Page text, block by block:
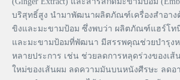
บริสุทธิ์สูง นำมาพัฒนาผลิตภัณฑ์เครื่องสำอาง
ขิงและมะขามป้อม ซึ่งพบว่า ผลิตภัณฑ์แฮร์โท
และมะขามป้อมที่พัฒนา มีสรรพคุณช่วยบำรุงห
หลายประการ เช่น ช่วยลดการหลุดร่วงของเส้
ใหม่ของเส้นผม ลดความมันบนหนังศีรษะ ลดอ